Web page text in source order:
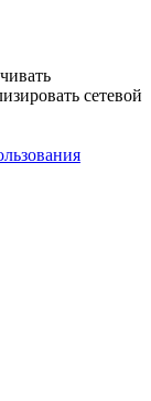
сетевой